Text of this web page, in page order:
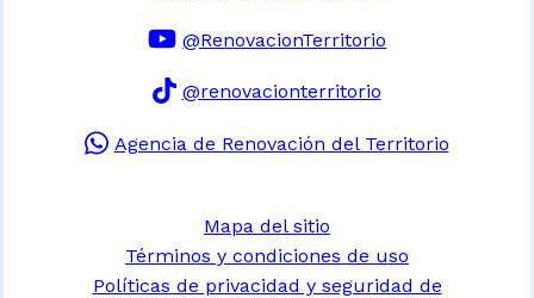
@RenovacionTerritorio
@renovacionterritorio
Agencia de Renovación del Territorio
Mapa del sitio
Términos y condiciones de uso
Políticas de privacidad y seguridad de